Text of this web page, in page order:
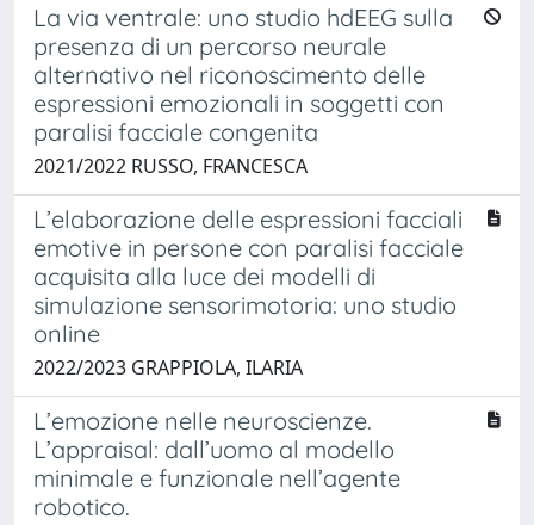
La via ventrale: uno studio hdEEG sulla
presenza di un percorso neurale
alternativo nel riconoscimento delle
espressioni emozionali in soggetti con
paralisi facciale congenita
2021/2022 RUSSO, FRANCESCA
L’elaborazione delle espressioni facciali
emotive in persone con paralisi facciale
acquisita alla luce dei modelli di
simulazione sensorimotoria: uno studio
online
2022/2023 GRAPPIOLA, ILARIA
L’emozione nelle neuroscienze.
L’appraisal: dall’uomo al modello
minimale e funzionale nell’agente
robotico.